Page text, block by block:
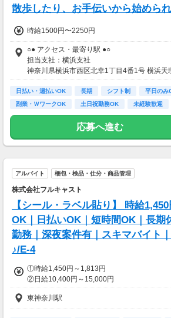
散歩したり、お手伝いから始めら
時給1500円〜2250円
○● アクセス・最寄り駅 ●○
担当支社：横浜支社
神奈川県横浜市西区北幸1丁目4番1号 横浜天
ビル10階
横浜駅（横浜市営地下鉄ブルーライン）-3分
横浜駅（相鉄本線）-3分
エリア内で案件多数！あなたに合った案件を
■エリア内の駅一覧
東神奈川駅,大口駅,新子安駅,白楽駅,東白楽駅,
神奈川駅,神奈川駅,羽沢横浜国大駅,片倉町駅,
ツ沢上町駅,三ツ沢下町駅
日払い・週払いOK 長期 シフト制 平日のみ
副業・ＷワークOK
土日祝勤務OK 未経験歓迎
応募へ進む
アルバイト 梱包・検品・仕分・商品管理
株式会社フルキャスト
【シール・ラベル貼り】 時給
OK｜日払いOK｜短時間OK｜長期
勤務｜深夜案件有｜スキマバイト
♪/E-4
①時給1,450円～1,813円
②日給10,400円～15,000円
東神奈川駅